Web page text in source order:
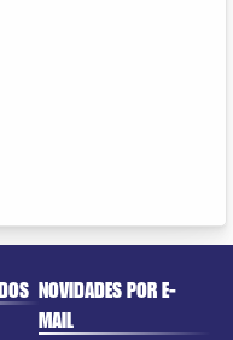
NOVIDADES POR E-
MAIL